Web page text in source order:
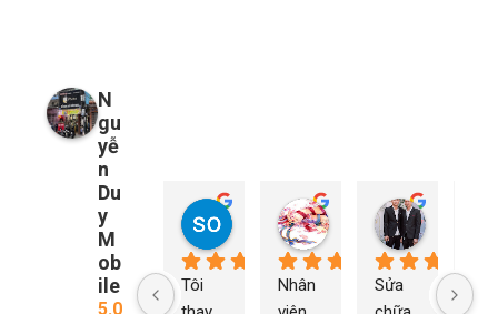
N
gu
yễ
n
Du
y
M
ob
ile
5.0
so young
1 năm trước
Tôi
My Nguyễn
1 năm trước
Nhân
Sửa